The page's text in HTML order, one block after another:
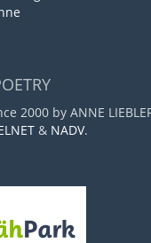
2000 by ANNE
& NADV.